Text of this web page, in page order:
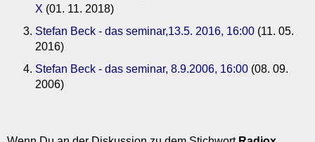
X (01. 11. 2018)
Stefan Beck - das seminar,13.5. 2016, 16:00 (11. 05.
2016)
Stefan Beck - das seminar, 8.9.2006, 16:00 (08. 09.
2006)